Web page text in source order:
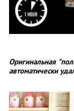
Оригинальная
автоматически